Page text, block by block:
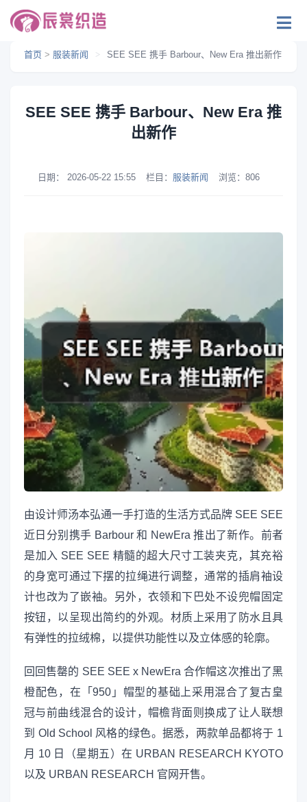
首页 > 服装新闻 > SEE SEE 携手 Barbour、New Era 推出新作
SEE SEE 携手 Barbour、New Era 推
出新作
日期： 2026-05-22 15:55 栏目： 服装新闻 浏览： 806
由设计师汤本弘通一手打造的生活方式品牌 SEE SEE
近日分别携手 Barbour 和 NewEra 推出了新作。前者
是加入 SEE SEE 精髓的超大尺寸工装夹克，其充裕
的身宽可通过下摆的拉绳进行调整，通常的插肩袖设
计也改为了嵌袖。另外，衣领和下巴处不设兜帽固定
按钮，以呈现出简约的外观。材质上采用了防水且具
有弹性的拉绒棉，以提供功能性以及立体感的轮廓。
回回售罄的 SEE SEE x NewEra 合作帽这次推出了黑
橙配色，在「950」帽型的基础上采用混合了复古皇
冠与前曲线混合的设计，帽檐背面则换成了让人联想
到 Old School 风格的绿色。据悉，两款单品都将于 1
月 10 日（星期五）在 URBAN RESEARCH KYOTO
以及 URBAN RESEARCH 官网开售。